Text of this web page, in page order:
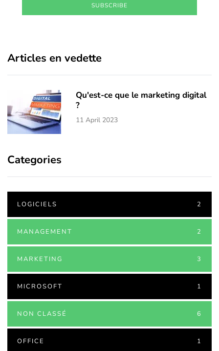
SUBSCRIBE
Articles en vedette
Qu'est-ce que le marketing digital
?
11 April 2023
Categories
LOGICIELS 2
MANAGEMENT 2
MARKETING 3
MICROSOFT 1
NON CLASSÉ 6
OFFICE 1